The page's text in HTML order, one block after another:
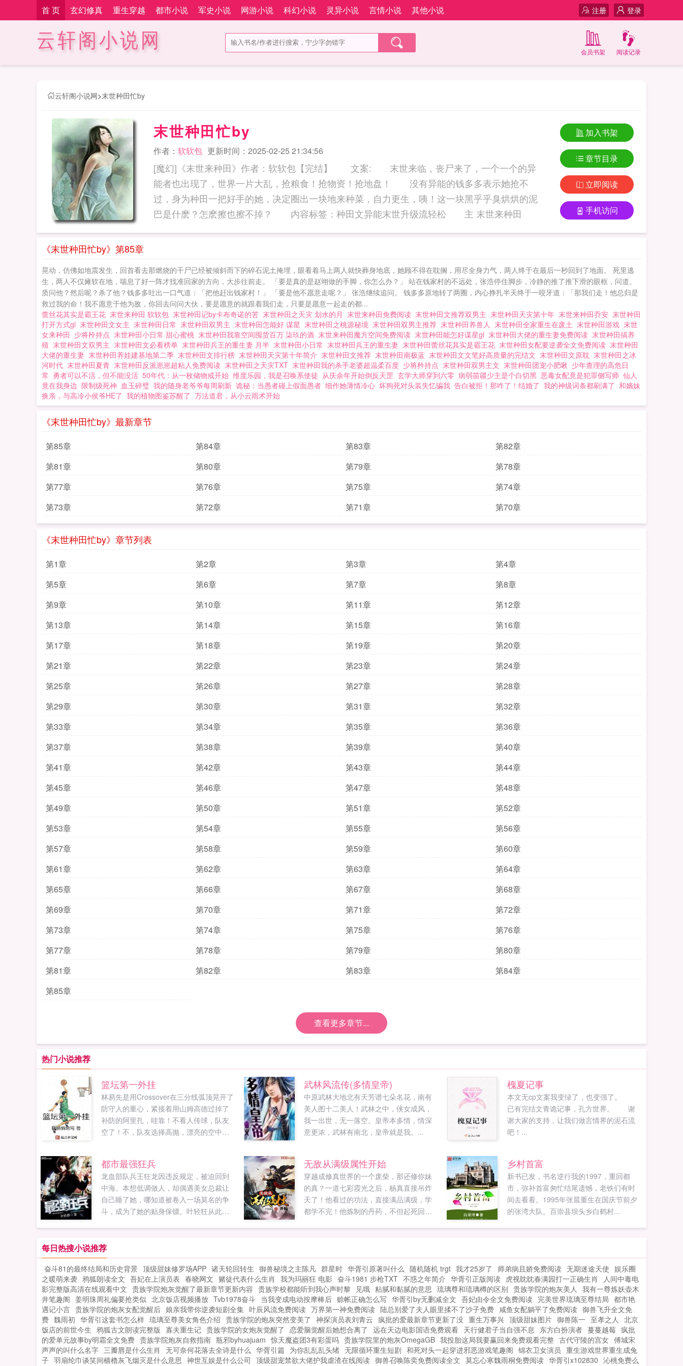
首 页 玄幻修真 重生穿越 都市小说 军史小说 网游小说 科幻小说 灵异小说 言情小说 其他小说 登录
注册
云轩阁小说网 阅读记录
会员书架
云轩阁小说网>末世种田忙by
末世种田忙by
作者： 软软包 更新时间：2025-02-25 21:34:56
[魔幻]《末世来种田》作者：软软包【完结】 文案: 末世来临，丧尸来了，一个一个的异
能者也出现了，世界一片大乱，抢粮食！抢物资！抢地盘！ 没有异能的钱多多表示她抢不
过，身为种田一把好手的她，决定圈出一块地来种菜，自力更生，咦！这一块黑乎乎臭烘烘的泥
巴是什麽？怎麽擦也擦不掉？ 内容标签：种田文异能末世升级流轻松 主 末世来种田
加入书架
章节目录
立即阅读
手机访问
《末世种田忙by》第85章
晃动，仿佛如地震发生，回首看去那燃烧的干尸已经被倾斜而下的碎石泥土掩埋，眼看着马上两人就快葬身地底，她顾不得在耽搁，用尽全身力气，两人终于在最后一秒回到了地面。 死里逃
生，两人不仅瘫软在地，喘息了好一阵才找准回家的方向，大步往前走。 「要是真的是赵翊做的手脚，你怎么办？」 站在钱家村的不远处，张浩停住脚步，冷静的推了推下滑的眼框，问道。
质问他？然后呢？杀了他？钱多多吐出一口气道：「把他赶出钱家村！」 「要是他不愿意走呢？」 张浩继续追问。 钱多多原地转了两圈，内心挣扎半天终于一咬牙道：「那我们走！他总归是
救过我的命！我不愿意于他为敌，你回去问问大伙，要是愿意的就跟着我们走，只要是愿意一起走的都...
蕾丝花其实是霸王花 末世来种田 软软包 末世种田记by卡布奇诺的苦 末世种田之天灾 划水的月 末世来种田免费阅读 末世种田文推荐双男主 末世种田天灾第十年 末世来种田乔安 末世种田
打开方式gl 末世种田文女主 末世种田日常 末世种田双男主 末世种田怎能好 谋星 末世种田之桃源秘境 末世种田双男主推荐 末世种田养兽人 末世种田全家重生在废土 末世种田游戏 末世
女来种田 少将矝持点 末世种田小日常 甜心蜜桃 末世种田我靠空间囤货百万 柒玖的酒 末世来种田魔方空间免费阅读 末世种田能怎好谋星gl 末世种田大佬的重生妻免费阅读 末世种田搞养
殖 末世种田文双男主 末世种田文必看榜单 末世种田兵王的重生妻 月半 末世种田小日常 末世种田兵王的重生妻 末世种田蕾丝花其实是霸王花 末世种田女配要逆袭全文免费阅读 末世种田
大佬的重生妻 末世种田养娃建基地第二季 末世种田文排行榜 末世种田天灾第十年简介 末世种田文推荐 末世种田南极蓝 末世种田文文笔好高质量的完结文 末世种田文原耽 末世种田之冰
河时代 末世种田夏青 末世种田反派崽崽超粘人免费阅读 末世种田之天灾TXT 末世种田我的杀手老婆超温柔百度 少将矜持点 末世种田双男主文 末世种田团宠小肥啾 少年查理的高危日
常 勇者可以不活，但不能没活 50年代：从一枚储物戒开始 维度乐园，我是召唤系使徒 从庆余年开始倒反天罡 玄学大师穿到六零 病弱苗疆少主是个白切黑 恶毒女配竟是犯罪侧写师 仙人
竟在我身边 限制级死神 血玉碎璧 我的随身老爷爷每周刷新 诡秘：当愚者碰上假面愚者 细作她薄情冷心 坏狗死对头装失忆骗我 告白被拒！那咋了！结婚了 我的神级词条都刷满了 和嫡妹
换亲，与高冷小侯爷HE了 我的植物图鉴苏醒了 万法道君，从小云雨术开始
《末世种田忙by》最新章节
第85章 第84章 第83章
第82章
第81章
第80章 第79章
第78章
第77章
第76章 第75章
第74章
第73章
第72章 第71章 第70章
《末世种田忙by》章节列表
第1章 第2章 第3章
第4章
第5章
第6章 第7章
第8章
第9章
第10章 第11章
第12章
第13章
第14章 第15章
第16章
第17章
第18章 第19章
第20章
第21章
第22章 第23章
第24章
第25章
第26章 第27章
第28章
第29章
第30章 第31章
第32章
第33章
第34章 第35章
第36章
第37章
第38章 第39章
第40章
第41章
第42章 第43章
第44章
第45章
第46章 第47章
第48章
第49章
第50章 第51章
第52章
第53章
第54章 第55章
第56章
第57章
第58章 第59章
第60章
第61章
第62章 第63章
第64章
第65章
第66章 第67章
第68章
第69章
第70章 第71章
第72章
第73章
第74章 第75章
第76章
第77章
第78章 第79章
第80章
第81章
第82章 第83章
第84章
第85章
查看更多章节...
热门小说推荐
篮坛第一外挂
林易先是用Crossover在三分线弧顶晃开了
防守人的重心，紧接着用山姆高德过掉了
补防的阿里扎，哇靠！不看人传球，队友
空了！不，队友选择高抛，漂亮的空中接
沸腾的篮球故事。书友群484028022，欢
迎大家进群聊天！...
武林风流传(多情皇帝)
中原武林大地北有天芳谱七朵名花，南有
美人图十二美人！武林之中，侠女成风，
我一出世，无一落空。皇帝本多情，情深
意更浓，武林有南北，皇帝就是我。...
槐夏记事
本文无cp文案我变绿了，也变强了。
已有完结文青诡记事，孔方世界。 谢
谢大家的支持，让我们做言情界的泥石流
吧！...
都市最强狂兵
龙血部队兵王狂龙因违反规定，被迫回到
中海。本想低调做人，却偶遇美女总裁让
自己睡了她，哪知道被卷入一场莫名的争
斗，成为了她的贴身保镖。叶轻狂从此龙
无敌从满级属性开始
穿越成修真世界的一个废柴，那还修你妹
的真？一道七彩霞光之后，杨真直接吊炸
天了！他看过的功法，直接满品满级，学
都学不完！他炼制的丹药，不但起死回
因为我真牛的一批！一群542062672（已
满）二群...
乡村首富
新书已发，书名逆行我的1997，重回都
市，弥补首富匆忙结尾遗憾，老铁们有时
间去看看。1995年张晨重生在国庆节前夕
的张湾大队。百崇县坝头乡白鹤村...
每日热搜小说推荐
奋斗81的最终结局和历史背景 顶级甜妹修罗场APP 诸天轮回转生 御兽秘境之主陈凡 群星时 华胥引原著叫什么 随机随机 trgt 我才25岁了 师弟病且娇免费阅读 无期迷途天使 娱乐圈
之暖萌来袭 鸦狐朗读全文 吾妃在上演员表 春晓网文 赌徒代表什么生肖 我为玛丽狂 电影 奋斗1981 步枪TXT 不惑之年简介 华胥引正版阅读 虎视眈眈春满园打一正确生肖
人间中毒电
影完整版高清在线观看中文 贵族学院炮灰觉醒了最新章节更新内容 贵族学校都能听到我心声时黎 见哦 粘腻和黏腻的意思 琉璃尊和琉璃樽的区别 贵族学院的炮灰美人 我有一尊炼妖壶木
井笔趣阁 姜明珠周礼偏要抢类似 北京饭店视频播放 Tvb1978奋斗 当我变成电动按摩棒后 赊帐正确怎么写 华胥引by无删减全文 吾妃由令全文免费阅读 完美世界琉璃至尊结局 都市艳
遇记小言 贵族学院的炮灰女配觉醒后 娘亲我带你逆袭短剧全集 叶辰风流免费阅读 万界第一神免费阅读 陆总别爱了夫人眼里揉不了沙子免费 咸鱼女配躺平了免费阅读 御兽飞升全文免
费 魏雨初 华胥引这套书怎么样 琉璃至尊美女角色介绍 贵族学院的炮灰突然变美了 神探演员表刘青云 疯批的爱最新章节更新了没 重生万事兴 顶级甜妹图片 御兽陈一 至孝之人 北京
饭店的前世今生 鸦狐古文朗读完整版 寡夫重生记 贵族学院的女炮灰觉醒了 恋爱脑觉醒后她想合离了 远在天边电影国语免费观看 天行健君子当自强不息 东方白扮演者 蔓蔓越莓 疯批
的爱单元故事by明霜全文免费 贵族学院炮灰自救指南 瓶邪byhuajuam 惊天魔盗团3有彩蛋吗 贵族学院里的炮灰OmegaGB 我投胎这局我要赢回来免费观看完整 古代守陵的宫女 傅城宋
声声的叫什么名字 三瓣唇是什么生肖 无可奈何花落去全诗是什么 华胥引篇 为你乱乱乱头绪 无限循环重生短剧 和死对头一起穿进邪恶游戏笔趣阁 锦衣卫女演员 重生游戏世界重生成兔
子 羽扇纶巾谈笑间樯橹灰飞烟灭是什么意思 神世互娱是什么公司 顶级甜宠禁欲大佬护我虐渣在线阅读 御兽召唤陈奕免费阅读全文 莫忘心寒魏雨桐免费阅读 华胥引x102830 沁桃免费么